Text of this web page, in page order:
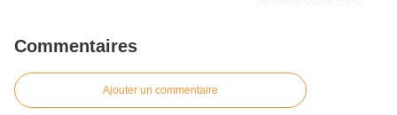
Commentaires
Ajouter un commentaire